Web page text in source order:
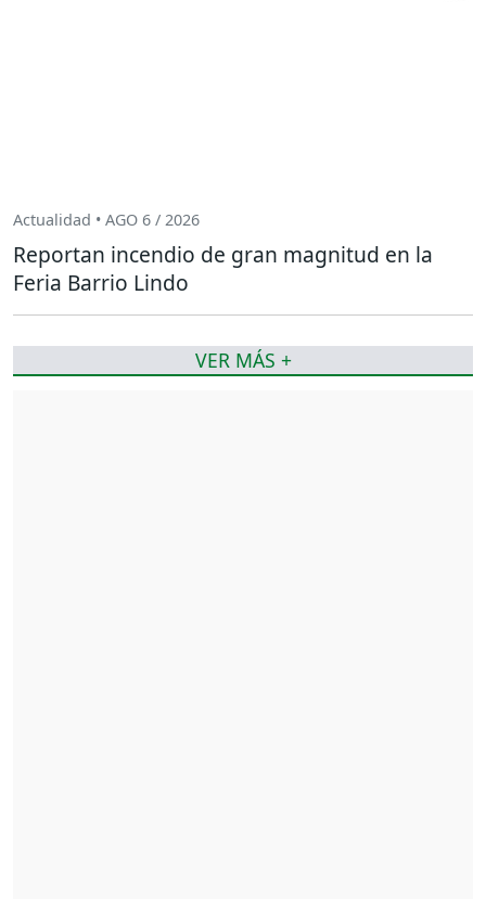
Actualidad • AGO 6 / 2026
Reportan incendio de gran magnitud en la
Feria Barrio Lindo
VER MÁS +